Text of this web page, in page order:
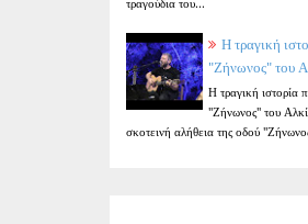
Η τραγική
"Ζήνωνος" του
Η τραγική ιστορία
"Ζήνωνος" του
σκοτεινή αλήθεια της οδού